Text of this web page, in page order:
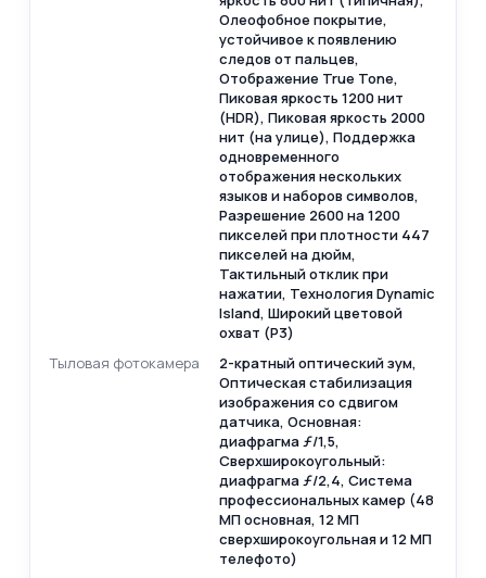
Олеофобное покрытие,
устойчивое к появлению
следов от пальцев,
Отображение True Tone,
Пиковая яркость 1200 нит
(HDR), Пиковая яркость 2000
нит (на улице), Поддержка
одновременного
отображения нескольких
языков и наборов символов,
Разрешение 2600 на 1200
пикселей при плотности 447
пикселей на дюйм,
Тактильный отклик при
нажатии, Технология Dynamic
Island, Широкий цветовой
охват (P3)
Тыловая фотокамера
2-кратный оптический зум,
Оптическая стабилизация
изображения со сдвигом
датчика, Основная:
диафрагма ƒ/1,5,
Сверхширокоугольный:
диафрагма ƒ/2,4, Система
профессиональных камер (48
МП основная, 12 МП
сверхширокоугольная и 12 МП
телефото)